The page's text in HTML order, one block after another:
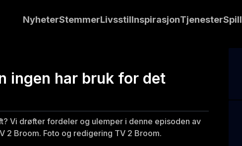
NyheterStemmerLivsstilInspirasjonTjenesterSpill
ingen har bruk for det
Vi drøfter fordeler og ulemper i denne episoden av
2 Broom. Foto og redigering TV 2 Broom.